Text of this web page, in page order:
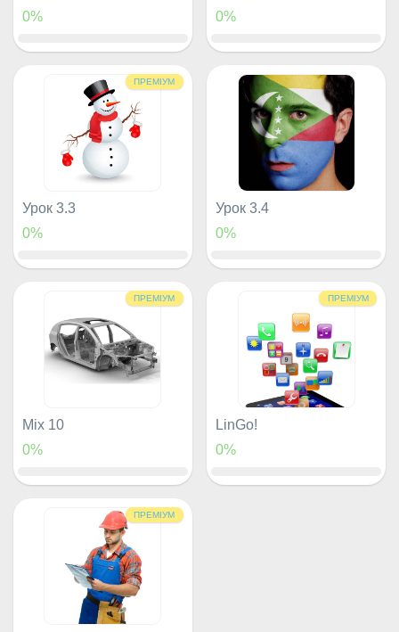
0%
0%
ПРЕМІУМ
Урок 3.3
0%
Урок 3.4
0%
ПРЕМІУМ
Mix 10
0%
ПРЕМІУМ
LinGo!
0%
ПРЕМІУМ